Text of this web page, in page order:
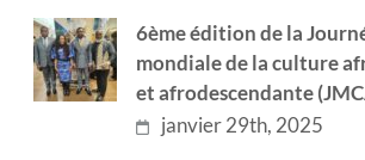
6ème édition de la
mondiale de la culture
et afrodescendante
janvier 29th, 2025